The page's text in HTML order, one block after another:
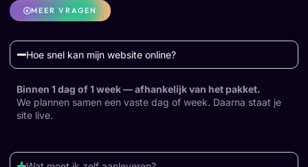
MEER VRAGEN
Hoe snel kan mijn website online?
Binnen 1 dag of 1 week — afhankelijk van het pakket.
We plannen samen een vaste dag of week. Daarna staat je
site live.